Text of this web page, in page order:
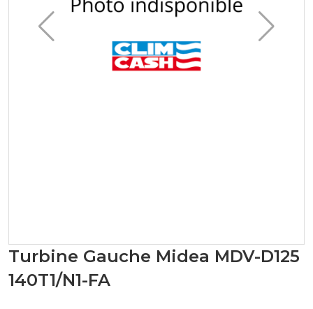
Turbine Gauche Midea MDV-D125
140T1/N1-FA